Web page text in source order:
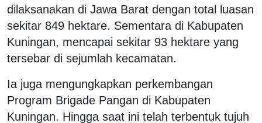
dilaksanakan di Jawa Barat dengan total luasan
sekitar 849 hektare. Sementara di Kabupaten
Kuningan, mencapai sekitar 93 hektare yang
tersebar di sejumlah kecamatan.
Ia juga mengungkapkan perkembangan
Program Brigade Pangan di Kabupaten
Kuningan. Hingga saat ini telah terbentuk tujuh